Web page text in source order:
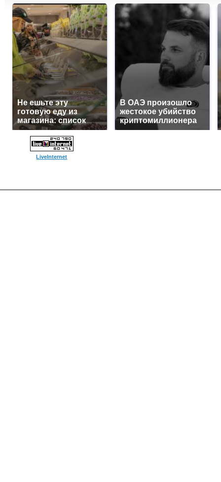
Не ешьте эту
готовую еду из
магазина: список
В ОАЭ произошло
жестокое убийство
криптомиллионера
LiveInternet